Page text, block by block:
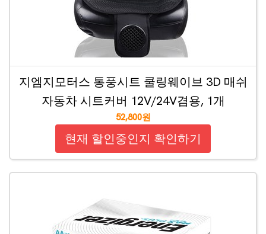
지엠지모터스 통풍시트 쿨링웨이브 3D 매쉬
자동차 시트커버 12V/24V겸용, 1개
52,800원
현재 할인중인지 확인하기